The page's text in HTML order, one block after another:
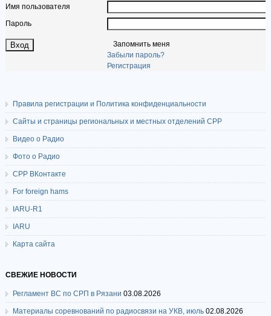
Имя пользователя
Пароль
Запомнить меня
Забыли пароль?
Регистрация
Правила регистрации и Политика конфиденциальности
Сайты и страницы региональных и местных отделений СРР
Видео о Радио
Фото о Радио
СРР ВКонтакте
For foreign hams
IARU-R1
IARU
Карта сайта
СВЕЖИЕ НОВОСТИ
Регламент ВС по СРП в Рязани 03.08.2026
Материалы соревнований по радиосвязи на УКВ, июль 02.08.2026